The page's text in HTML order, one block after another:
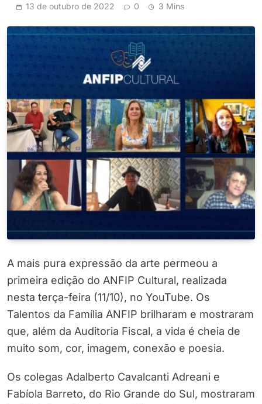
13 de outubro de 2022 0 3 Mins
A mais pura expressão da arte permeou a
primeira edição do ANFIP Cultural, realizada
nesta terça-feira (11/10), no YouTube. Os
Talentos da Família ANFIP brilharam e mostraram
que, além da Auditoria Fiscal, a vida é cheia de
muito som, cor, imagem, conexão e poesia.
Os colegas Adalberto Cavalcanti Adreani e
Fabíola Barreto, do Rio Grande do Sul, mostraram